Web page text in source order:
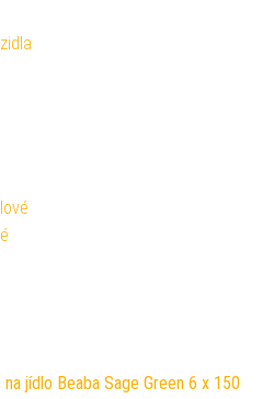
jídlo Beaba Sage Green 6 x 150